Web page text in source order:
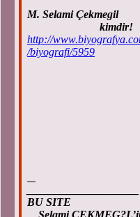
M. Selami Çekmegil
kimdir!
http://
/biyografi/5959
BU SITE
Selami